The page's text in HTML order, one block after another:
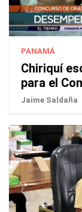
PANAMÁ
Chiriquí
para el
Jaime Saldaña